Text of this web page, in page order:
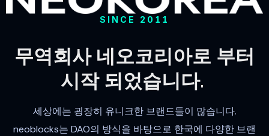
SINCE 2011
무역회사 네오코리아로 부터
시작 되었습니다.
세상에는 굉장히 유니크한 브랜드들이 많습니다.
neoblocks는 DAO의 방식을 바탕으로 한국에 다양한 브랜